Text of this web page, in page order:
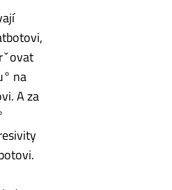
na
A za